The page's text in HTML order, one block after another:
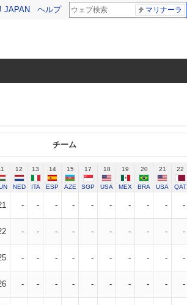
JAPAN ヘルプ マリナーラ
チーム
12
NED
13
ITA
14
ESP
15
AZE
17
SGP
18
USA
19
MEX
20
BRA
21
USA
22
QAT
- - - - - - - - - -
- - - - - - - - - -
- - - - - - - - - -
- - - - - - - - - -